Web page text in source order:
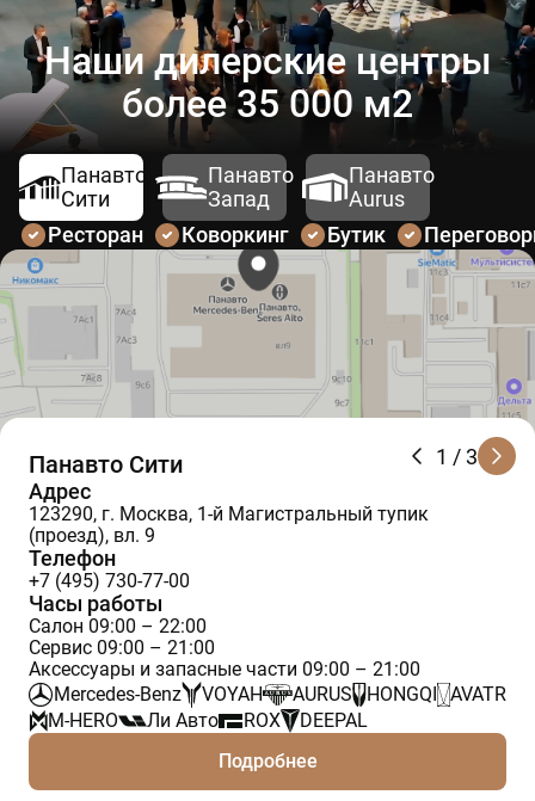
Наши дилерские центры
более 35 000 м2
Панавто
Сити
Панавто
Запад
Панавто
Aurus
Ресторан
Коворкинг Бутик
1 / 3
Панавто Сити
Адрес
123290, г. Москва, 1-й Магистральный тупик
(проезд), вл. 9
Телефон
+7 (495) 730-77-00
Часы работы
Салон 09:00 – 22:00
Сервис 09:00 – 21:00
Аксессуары и запасные части 09:00 – 21:00
Mercedes-Benz
VOYAH AURUS HONGQI
AVATR
M-HERO
Ли Авто ROX
DEEPAL
Подробнее